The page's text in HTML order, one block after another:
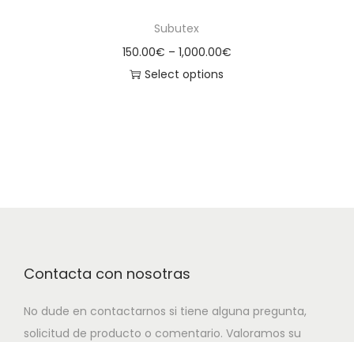
Subutex
150.00€ – 1,000.00€
Select options
Contacta con nosotras
No dude en contactarnos si tiene alguna pregunta,
solicitud de producto o comentario. Valoramos su